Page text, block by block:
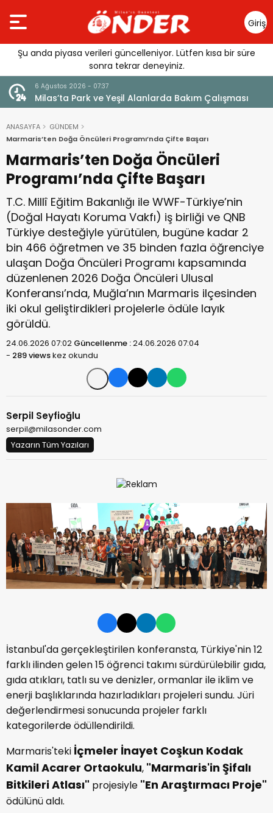
Giriş
Yap
Şu anda piyasa verileri güncelleniyor. Lütfen kısa bir süre
sonra tekrar deneyiniz.
Bakım Çalışması CHP Muğla İl Yönetiminde
ANASAYFA
GÜNDEM
Marmaris’ten Doğa Öncüleri Programı’nda Çifte Başarı
Marmaris’ten Doğa Öncüleri
Programı’nda Çifte Başarı
T.C. Millî Eğitim Bakanlığı ile WWF-Türkiye’nin
(Doğal Hayatı Koruma Vakfı) iş birliği ve QNB
Türkiye desteğiyle yürütülen, bugüne kadar 2
bin 466 öğretmen ve 35 binden fazla öğrenciye
ulaşan Doğa Öncüleri Programı kapsamında
düzenlenen 2026 Doğa Öncüleri Ulusal
Konferansı’nda, Muğla’nın Marmaris ilçesinden
iki okul geliştirdikleri projelerle ödüle layık
görüldü.
24.06.2026 07:02 Güncellenme :24.06.2026 07:04
- 289 viewskez okundu
Serpil Seyfioğlu
serpil@milasonder.com
Yazarın Tüm Yazıları
İstanbul'da gerçekleştirilen konferansta, Türkiye'nin 12
farklı ilinden gelen 15 öğrenci takımı sürdürülebilir gıda,
gıda atıkları, tatlı su ve denizler, ormanlar ile iklim ve
enerji başlıklarında hazırladıkları projeleri sundu. Jüri
değerlendirmesi sonucunda projeler farklı
kategorilerde ödüllendirildi.
Marmaris'teki İçmeler İnayet Coşkun Kodak
Kamil Acarer Ortaokulu, "Marmaris'in Şifalı
Bitkileri Atlası" projesiyle "En Araştırmacı Proje"
ödülünü aldı.